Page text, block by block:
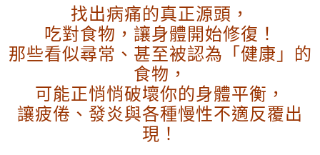
找出病痛的真正源頭，
吃對食物，讓身體開始修復！
那些看似尋常、甚至被認為「健康」的
食物，
可能正悄悄破壞你的身體平衡，
讓疲倦、發炎與各種慢性不適反覆出
現！